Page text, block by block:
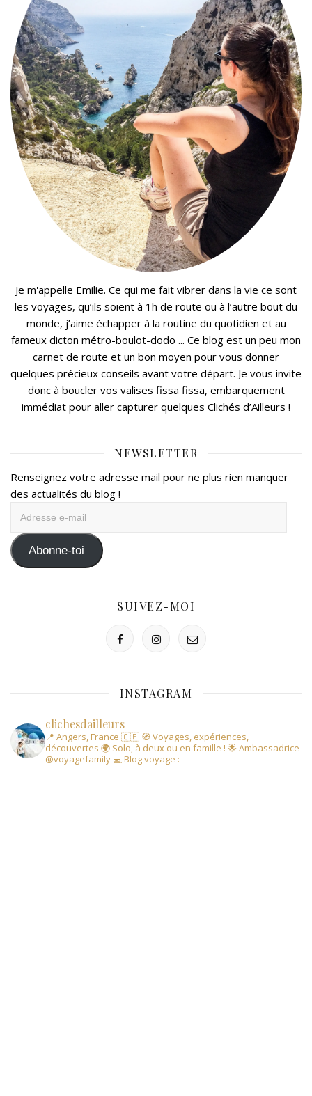
Je m'appelle Emilie. Ce qui me fait vibrer dans la vie ce sont
les voyages, qu’ils soient à 1h de route ou à l’autre bout du
monde, j’aime échapper à la routine du quotidien et au
fameux dicton métro-boulot-dodo ... Ce blog est un peu mon
carnet de route et un bon moyen pour vous donner
quelques précieux conseils avant votre départ. Je vous invite
donc à boucler vos valises fissa fissa, embarquement
immédiat pour aller capturer quelques Clichés d’Ailleurs !
NEWSLETTER
Renseignez votre adresse mail pour ne plus rien manquer
des actualités du blog !
mail Abonne-toi
SUIVEZ-MOI
INSTAGRAM
clichesdailleurs
📍 Angers, France 🇨🇵 🧭 Voyages, expériences,
découvertes 🌍 Solo, à deux ou en famille ! 🌟 Ambassadrice
@voyagefamily 💻 Blog voyage :